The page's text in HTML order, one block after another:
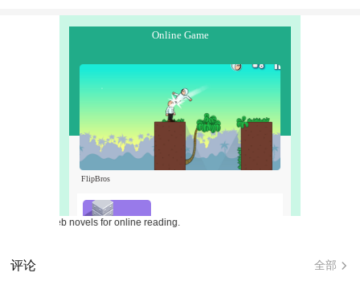
web novels for online reading.
评论 全部